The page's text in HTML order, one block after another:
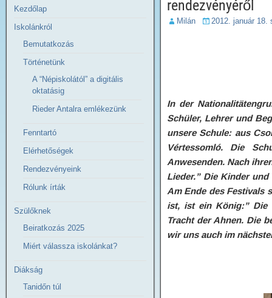
rendezvény​éről
Milán 2012. január 18.
In der
Schüler, Lehrer und
unsere Schule: aus
Vértessomló. Die
Anwesenden. Nach
Lieder.” Die Kinder
Am Ende des Festivals
ist, ist ein König:” Die
Tracht der Ahnen. Die
wir uns auch im
Kezdőlap
Iskolánkról
Bemutatkozás
Történetünk
A “Népiskolától” a digitális
oktatásig
Rieder Antalra emlékezünk
Fenntartó
Elérhetőségek
Rendezvényeink
Rólunk írták
Szülőknek
Beiratkozás 2025
Miért válassza iskolánkat?
Diákság
Tanidőn túl